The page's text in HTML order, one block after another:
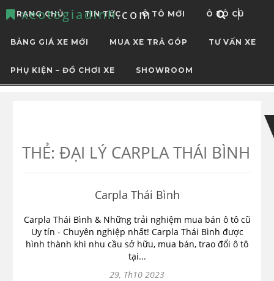
TRANG CHỦ TIN TỨC Ô TÔ MỚI Ô TÔ CŨ
BẢNG GIÁ XE MỚI MUA XE TRẢ GÓP TƯ VẤN XE
PHỤ KIỆN – ĐỒ CHƠI XE SHOWROOM
xeotogiadinh.com
THẺ: ĐẠI LÝ CARPLA THÁI BÌNH
Carpla Thái Bình
Carpla Thái Bình & Những trải nghiệm mua bán ô tô cũ
Uy tín - Chuyên nghiệp nhất! Carpla Thái Bình được
hình thành khi nhu cầu sở hữu, mua bán, trao đổi ô tô
tại...
29, Th10 2023